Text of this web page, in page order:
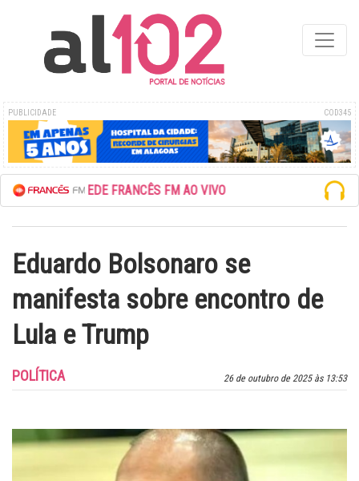
PUBLICIDADE COD345
ESCUTE A REDE FRANCÊS FM AO VIVO
Eduardo Bolsonaro se
manifesta sobre encontro de
Lula e Trump
26 de outubro de 2025 às 13:53
POLÍTICA